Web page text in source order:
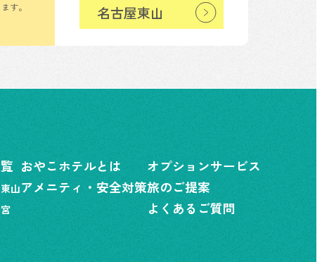
す。
名古屋東山
山
おやこホテルとは
アメニティ・安全対策
オプションサービス
旅のご提案
よくあるご質問